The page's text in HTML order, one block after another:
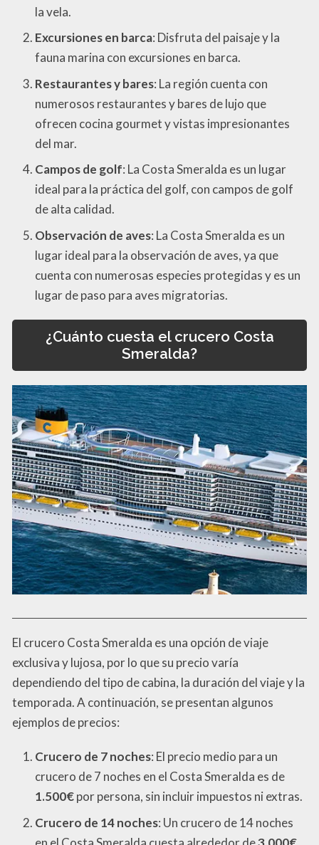
la vela.
Excursiones en barca: Disfruta del paisaje y la
fauna marina con excursiones en barca.
Restaurantes y bares: La región cuenta con
numerosos restaurantes y bares de lujo que
ofrecen cocina gourmet y vistas impresionantes
del mar.
Campos de golf: La Costa Smeralda es un lugar
ideal para la práctica del golf, con campos de golf
de alta calidad.
Observación de aves: La Costa Smeralda es un
lugar ideal para la observación de aves, ya que
cuenta con numerosas especies protegidas y es un
lugar de paso para aves migratorias.
¿Cuánto cuesta el crucero Costa
Smeralda?
El crucero Costa Smeralda es una opción de viaje
exclusiva y lujosa, por lo que su precio varía
dependiendo del tipo de cabina, la duración del viaje y la
temporada. A continuación, se presentan algunos
ejemplos de precios:
Crucero de 7 noches: El precio medio para un
crucero de 7 noches en el Costa Smeralda es de
1.500€por persona, sin incluir impuestos ni extras.
Crucero de 14 noches: Un crucero de 14 noches